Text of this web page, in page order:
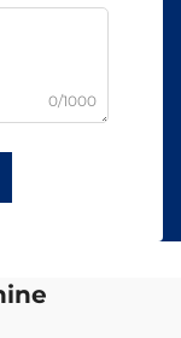
0/1000